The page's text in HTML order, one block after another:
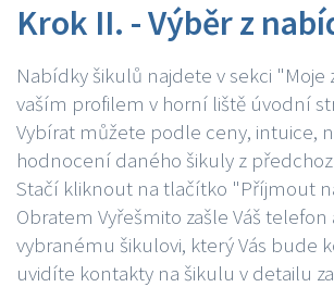
Krok II. - Výběr z
Nabídky šikulů najdete v sekci "Moje
vaším profilem v horní liště úvodní
Vybírat můžete podle ceny, intuice,
hodnocení daného šikuly z
Stačí kliknout na tlačítko "Příjmout
Obratem Vyřešmito zašle Váš telefon
vybranému šikulovi, který Vás bude
uvidíte kontakty na šikulu v detailu